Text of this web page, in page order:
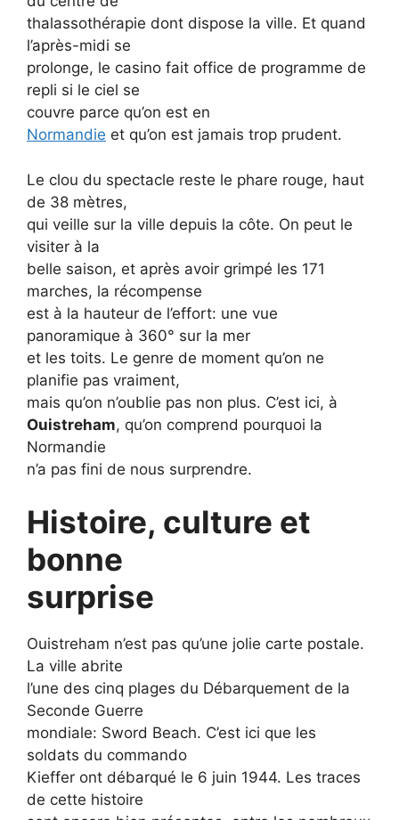
thalassothérapie dont dispose la ville. Et quand
l’après-midi se
prolonge, le casino fait office de programme de
repli si le ciel se
couvre parce qu’on est en
Normandie et qu’on est jamais trop prudent.
Le clou du spectacle reste le phare rouge, haut
de 38 mètres,
qui veille sur la ville depuis la côte. On peut le
visiter à la
belle saison, et après avoir grimpé les 171
marches, la récompense
est à la hauteur de l’effort: une vue
panoramique à 360° sur la mer
et les toits. Le genre de moment qu’on ne
planifie pas vraiment,
mais qu’on n’oublie pas non plus. C’est ici, à
Ouistreham, qu’on comprend pourquoi la
Normandie
n’a pas fini de nous surprendre.
Histoire, culture et
bonne
surprise
Ouistreham n’est pas qu’une jolie carte postale.
La ville abrite
l’une des cinq plages du Débarquement de la
Seconde Guerre
mondiale: Sword Beach. C’est ici que les
soldats du commando
Kieffer ont débarqué le 6 juin 1944. Les traces
de cette histoire